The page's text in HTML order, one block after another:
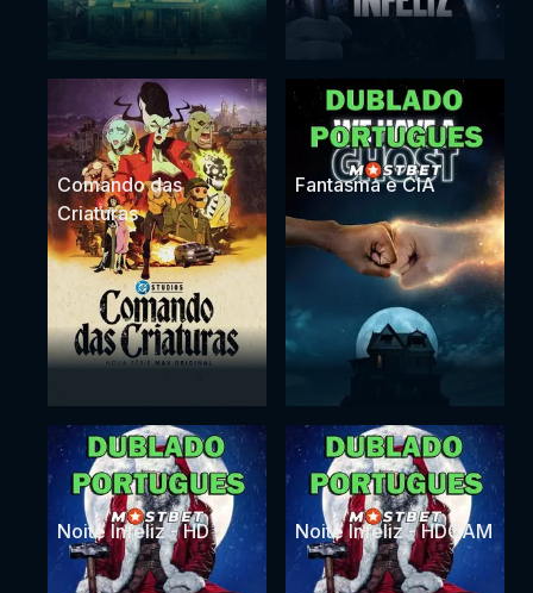
Comando das
Criaturas
Fantasma e CIA
Noite Infeliz - HD Noite Infeliz - HDCAM